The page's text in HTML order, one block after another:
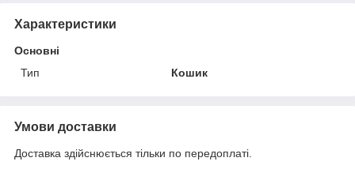
Характеристики
Основні
Тип
Кошик
Умови доставки
Доставка здійснюється тільки по передоплаті.